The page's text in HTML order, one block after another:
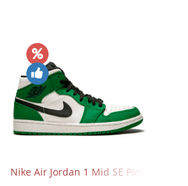
Nike Air Jordan 1 Mid SE Pine Green